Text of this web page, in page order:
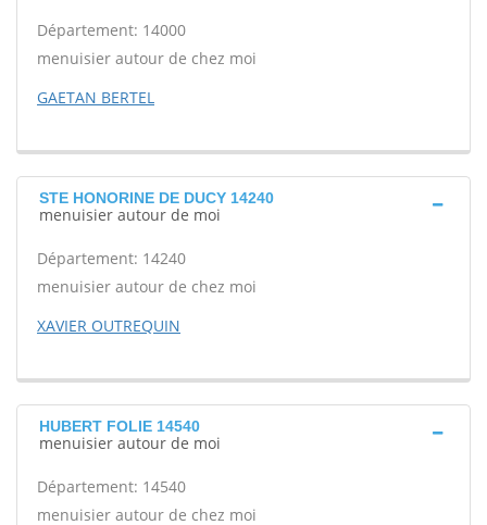
Département: 14000
menuisier autour de chez moi
GAETAN BERTEL
STE HONORINE DE DUCY 14240
menuisier autour de moi
Département: 14240
menuisier autour de chez moi
XAVIER OUTREQUIN
HUBERT FOLIE 14540
menuisier autour de moi
Département: 14540
menuisier autour de chez moi